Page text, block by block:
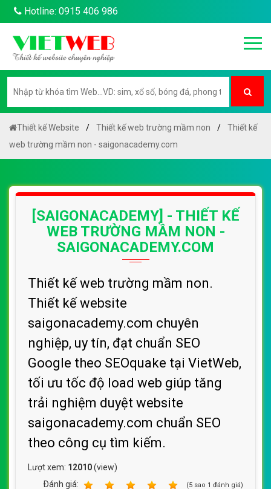
Hotline: 0915 406 986
Thiết kế Website Thiết kế web trường mầm non
Thiết kế
web trường mầm non - saigonacademy.com
[SAIGONACADEMY] - THIẾT KẾ
WEB TRƯỜNG MẦM NON -
SAIGONACADEMY.COM
Thiết kế web trường mầm non.
Thiết kế website
saigonacademy.com chuyên
nghiệp, uy tín, đạt chuẩn SEO
Google theo SEOquake tại VietWeb,
tối ưu tốc độ load web giúp tăng
trải nghiệm duyệt website
saigonacademy.com chuẩn SEO
theo công cụ tìm kiếm.
Lượt xem: 12010(view)
Ðánh giá:
(5 sao 1 đánh giá)